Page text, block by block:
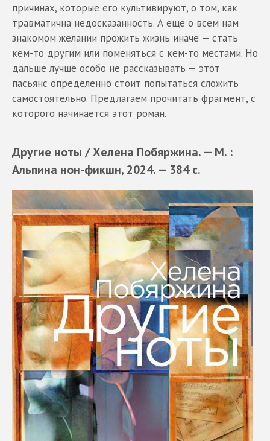
причинах, которые его культивируют, о том, как
травматична недосказанность. А еще о всем нам
знакомом желании прожить жизнь иначе — стать
кем-то другим или поменяться с кем-то местами. Но
дальше лучше особо не рассказывать — этот
пасьянс определенно стоит попытаться сложить
самостоятельно. Предлагаем прочитать фрагмент, с
которого начинается этот роман.
Другие ноты / Хелена Побяржина. — М. :
Альпина нон-фикшн, 2024. — 384 с.